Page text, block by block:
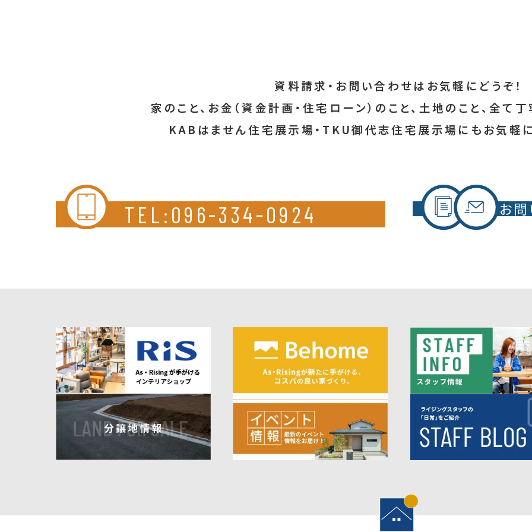
資料請求・お問い合わせはお気軽にどうぞ！
家のこと、お金（資金計画・住宅ローン）のこと、 土地のこと、全て
KABはません住宅展示場・TKU御代志住宅展示場にも お気軽
TEL:096-334-0924 お